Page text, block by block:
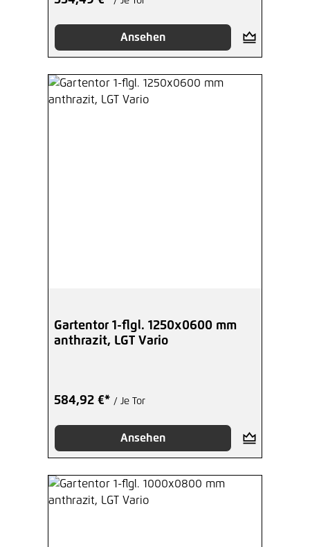
Ansehen
Gartentor 1-flgl. 1250x0600 mm
anthrazit, LGT Vario
584,92 €* / Je Tor
Ansehen